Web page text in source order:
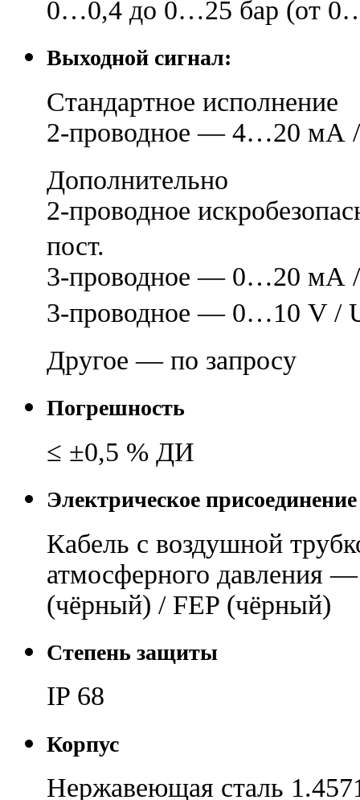
0…0,4 до 0…25 бар (от
Выходной сигнал:
Стандартное исполнение
2-проводное — 4…20 мА
Дополнительно
2-проводное
пост.
3-проводное — 0…20 мА
3-проводное — 0…10 V /
Другое — по запросу
Погрешность
≤ ±0,5 % ДИ
Электрическое присоединение
Кабель с воздушной
атмосферного давления
(чёрный) / FEP (чёрный)
Степень защиты
IP 68
Корпус
Нержавеющая сталь